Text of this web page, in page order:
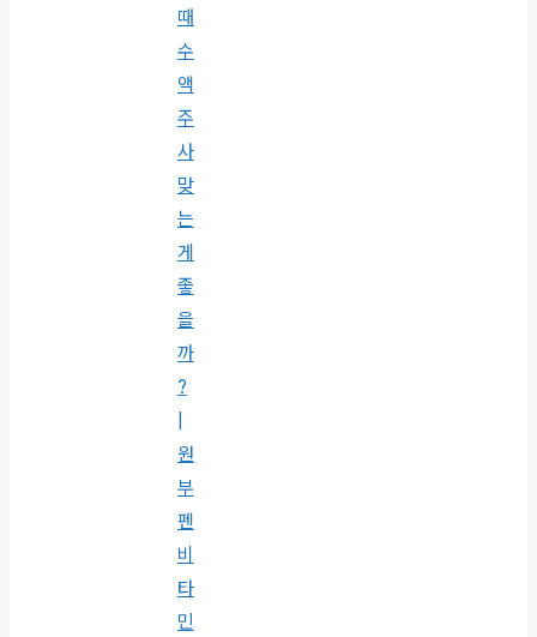
때
수
액
주
사
맞
는
게
좋
을
까
?
원
부
펜
비
타
민